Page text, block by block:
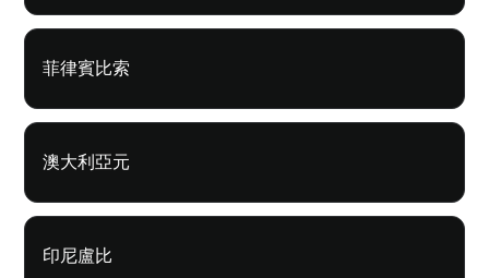
菲律賓比索
澳大利亞元
印尼盧比